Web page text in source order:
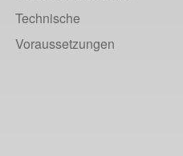
Technische
Voraussetzungen